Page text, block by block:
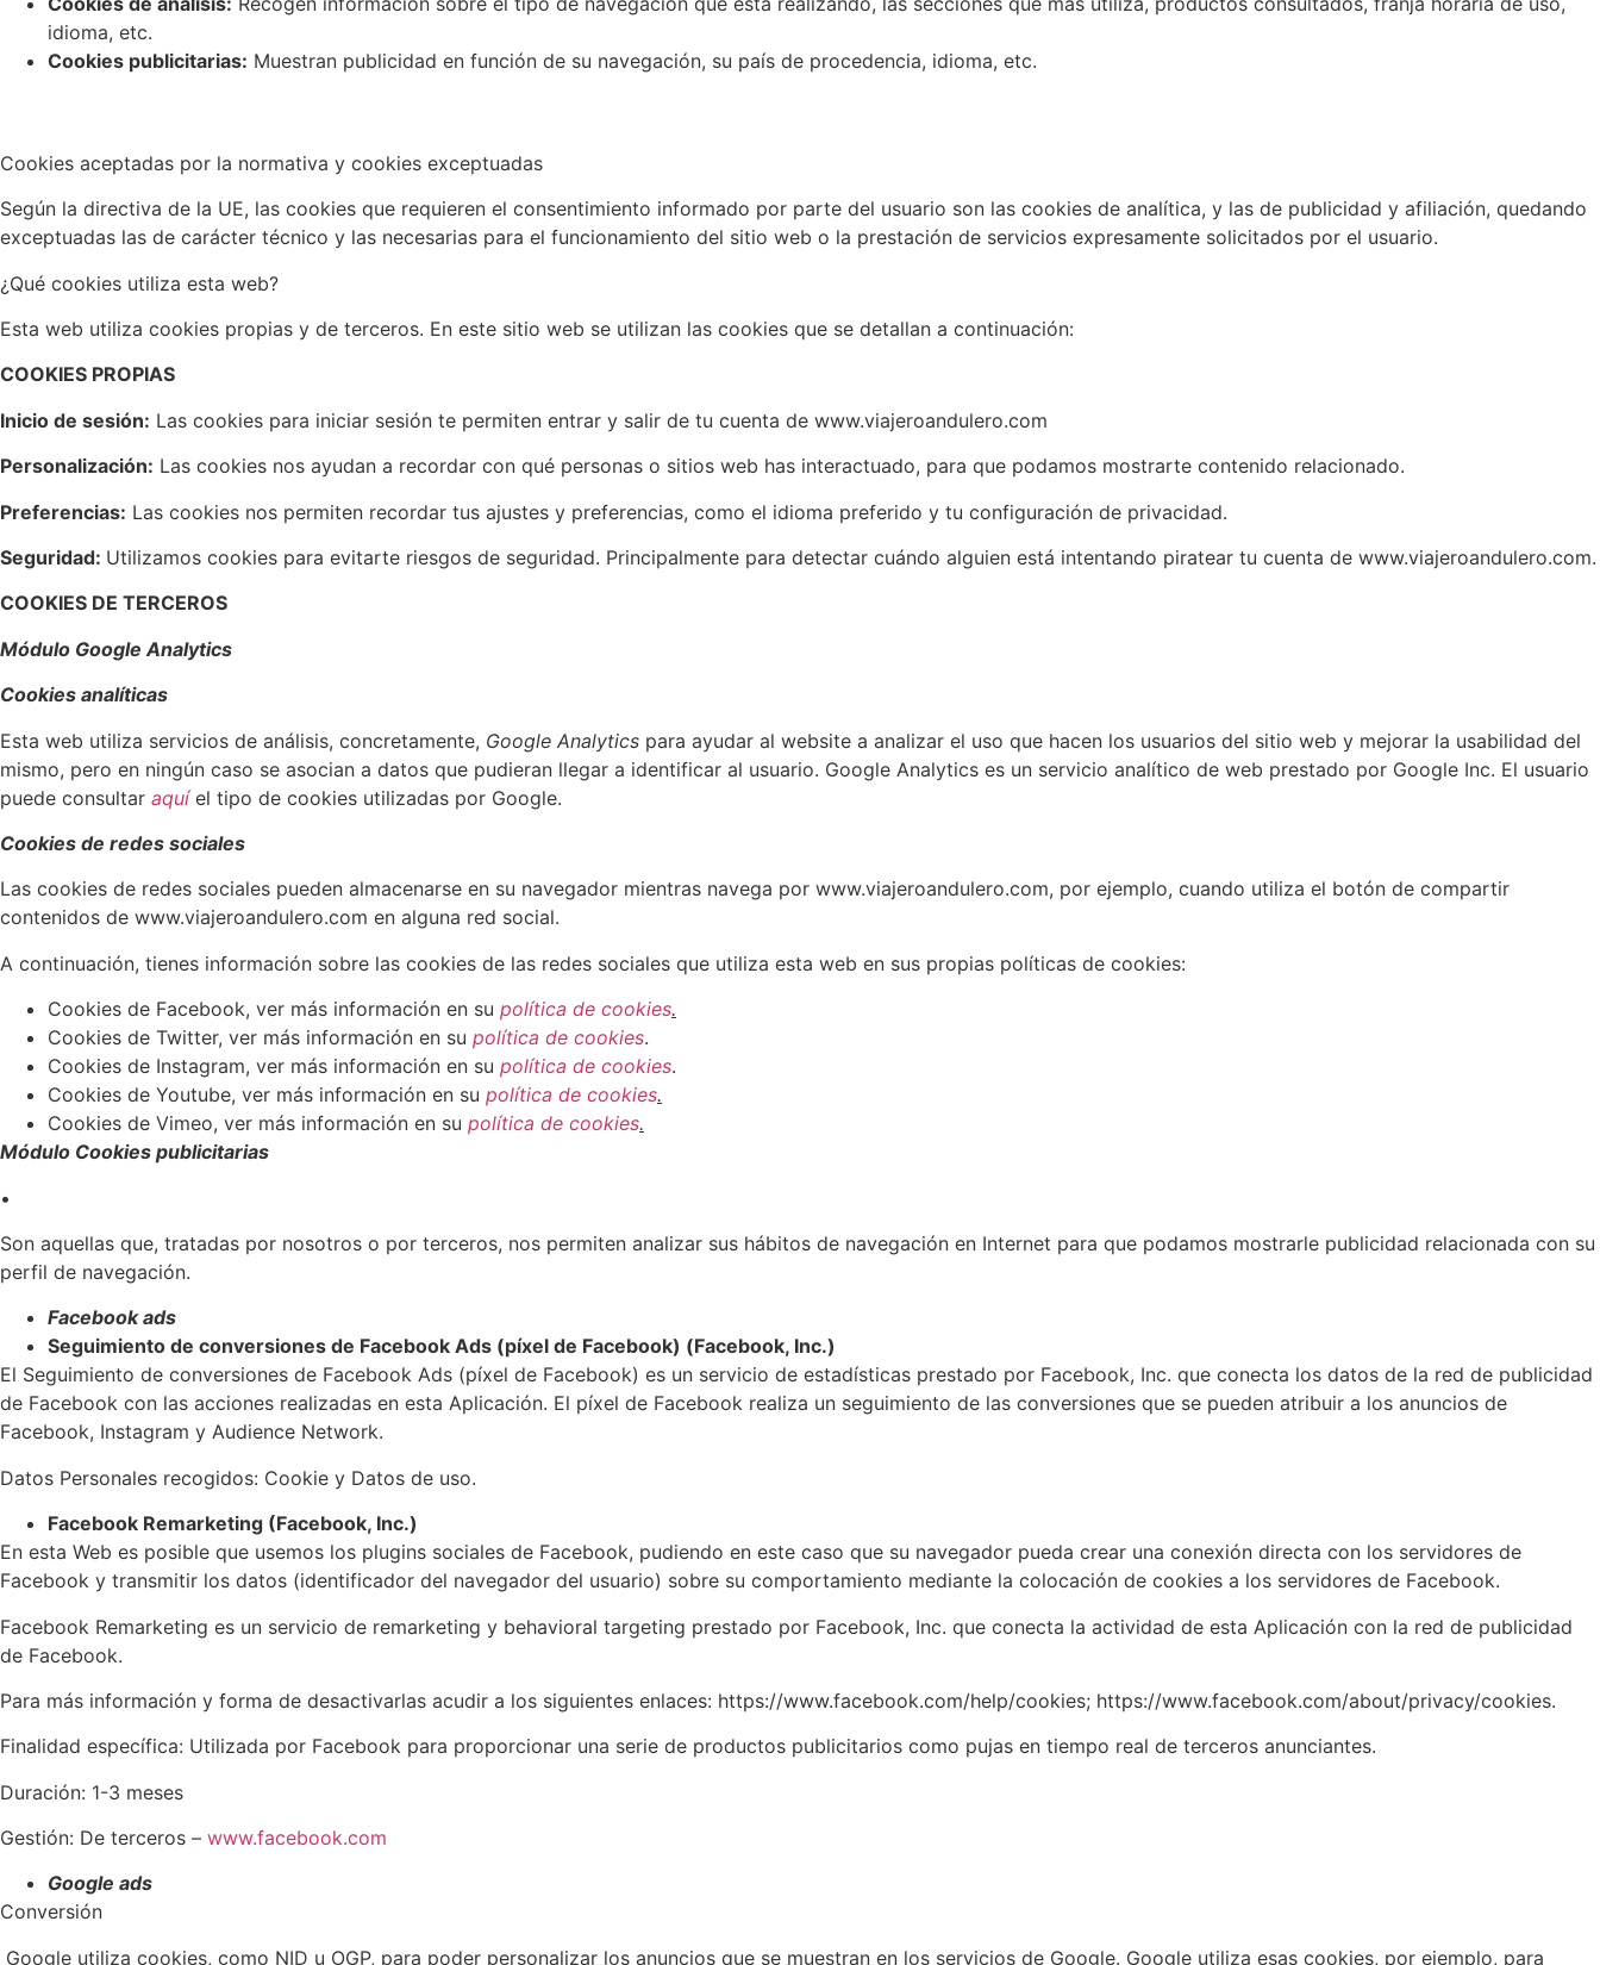
idioma, etc.
Cookies publicitarias: Muestran publicidad en función de su navegación, su país de procedencia, idioma, etc.
Cookies aceptadas por la normativa y cookies exceptuadas
Según la directiva de la UE, las cookies que requieren el consentimiento informado por parte del usuario son las cookies de analítica, y las de publicidad y afiliación, quedando
exceptuadas las de carácter técnico y las necesarias para el funcionamiento del sitio web o la prestación de servicios expresamente solicitados por el usuario.
¿Qué cookies utiliza esta web?
Esta web utiliza cookies propias y de terceros. En este sitio web se utilizan las cookies que se detallan a continuación:
COOKIES PROPIAS
Inicio de sesión: Las cookies para iniciar sesión te permiten entrar y salir de tu cuenta de www.viajeroandulero.com
Personalización: Las cookies nos ayudan a recordar con qué personas o sitios web has interactuado, para que podamos mostrarte contenido relacionado.
Preferencias: Las cookies nos permiten recordar tus ajustes y preferencias, como el idioma preferido y tu configuración de privacidad.
Seguridad: Utilizamos cookies para evitarte riesgos de seguridad. Principalmente para detectar cuándo alguien está intentando piratear tu cuenta de www.viajeroandulero.com.
COOKIES DE TERCEROS
Módulo Google Analytics
Cookies analíticas
Esta web utiliza servicios de análisis, concretamente, Google Analytics para ayudar al website a analizar el uso que hacen los usuarios del sitio web y mejorar la usabilidad del
mismo, pero en ningún caso se asocian a datos que pudieran llegar a identificar al usuario. Google Analytics es un servicio analítico de web prestado por Google Inc. El usuario
puede consultar aquíel tipo de cookies utilizadas por Google.
Cookies de redes sociales
Las cookies de redes sociales pueden almacenarse en su navegador mientras navega por www.viajeroandulero.com, por ejemplo, cuando utiliza el botón de compartir
contenidos de www.viajeroandulero.com en alguna red social.
A continuación, tienes información sobre las cookies de las redes sociales que utiliza esta web en sus propias políticas de cookies:
Cookies de Facebook, ver más información en su política de cookies.
Cookies de Twitter, ver más información en su política de cookies.
Cookies de Instagram, ver más información en su política de cookies.
Cookies de Youtube, ver más información en su política de cookies.
Cookies de Vimeo, ver más información en su política de cookies.
Módulo Cookies publicitarias
•
Son aquellas que, tratadas por nosotros o por terceros, nos permiten analizar sus hábitos de navegación en Internet para que podamos mostrarle publicidad relacionada con su
perfil de navegación.
Facebook ads
Seguimiento de conversiones de Facebook Ads (píxel de Facebook) (Facebook, Inc.)
El Seguimiento de conversiones de Facebook Ads (píxel de Facebook) es un servicio de estadísticas prestado por Facebook, Inc. que conecta los datos de la red de publicidad
de Facebook con las acciones realizadas en esta Aplicación. El píxel de Facebook realiza un seguimiento de las conversiones que se pueden atribuir a los anuncios de
Facebook, Instagram y Audience Network.
Datos Personales recogidos: Cookie y Datos de uso.
Facebook Remarketing (Facebook, Inc.)
En esta Web es posible que usemos los plugins sociales de Facebook, pudiendo en este caso que su navegador pueda crear una conexión directa con los servidores de
Facebook y transmitir los datos (identificador del navegador del usuario) sobre su comportamiento mediante la colocación de cookies a los servidores de Facebook.
Facebook Remarketing es un servicio de remarketing y behavioral targeting prestado por Facebook, Inc. que conecta la actividad de esta Aplicación con la red de publicidad
de Facebook.
Para más información y forma de desactivarlas acudir a los siguientes enlaces: https://www.facebook.com/help/cookies; https://www.facebook.com/about/privacy/cookies.
Finalidad específica: Utilizada por Facebook para proporcionar una serie de productos publicitarios como pujas en tiempo real de terceros anunciantes.
Duración: 1-3 meses
Gestión: De terceros – www.facebook.com
Google ads
Conversión
Google utiliza cookies, como NID u OGP, para poder personalizar los anuncios que se muestran en los servicios de Google. Google utiliza esas cookies, por ejemplo, para